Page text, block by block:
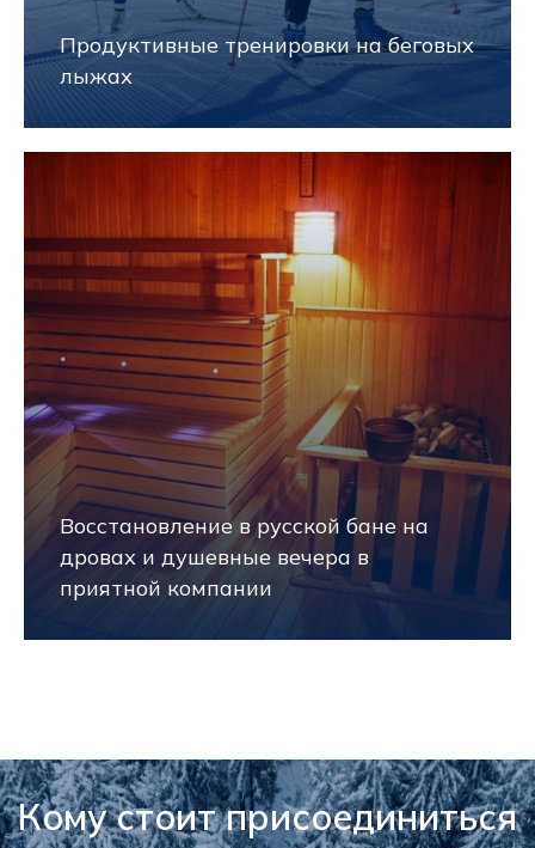
Продуктивные тренировки на беговых
лыжах
Восстановление в русской бане на
дровах и душевные вечера в
приятной компании
Кому стоит присоединиться